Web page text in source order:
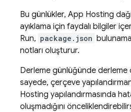
Bu günlükler, App Hosting
ayıklama için faydalı bilgiler
Run, package.json
notları oluşturur.
Derleme günlüğünde derleme
sayede, çerçeve
Hosting yapılandırmasında
oluşmadığını